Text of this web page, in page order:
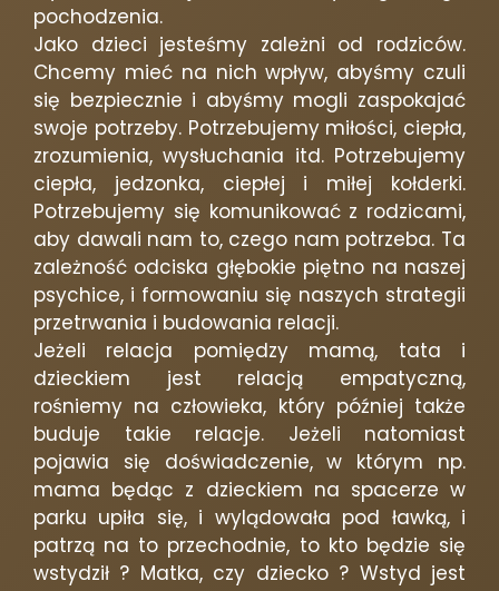
pochodzenia.
Jako dzieci jesteśmy zależni od rodziców.
Chcemy mieć na nich wpływ, abyśmy czuli
się bezpiecznie i abyśmy mogli zaspokajać
swoje potrzeby. Potrzebujemy miłości, ciepła,
zrozumienia, wysłuchania itd. Potrzebujemy
ciepła, jedzonka, ciepłej i miłej kołderki.
Potrzebujemy się komunikować z rodzicami,
aby dawali nam to, czego nam potrzeba. Ta
zależność odciska głębokie piętno na naszej
psychice, i formowaniu się naszych strategii
przetrwania i budowania relacji.
Jeżeli relacja pomiędzy mamą, tata i
dzieckiem jest relacją empatyczną,
rośniemy na człowieka, który później także
buduje takie relacje. Jeżeli natomiast
pojawia się doświadczenie, w którym np.
mama będąc z dzieckiem na spacerze w
parku upiła się, i wylądowała pod ławką, i
patrzą na to przechodnie, to kto będzie się
wstydził ? Matka, czy dziecko ? Wstyd jest